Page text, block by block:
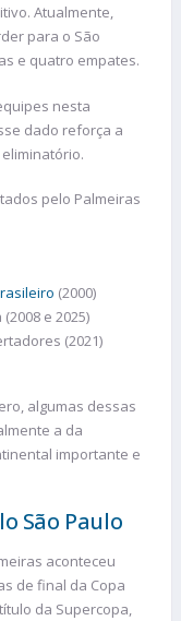
Atualmente,
para o São
e quatro empates.
nesta
dado reforça a
pelo Palmeiras
(2000)
e 2025)
(2021)
algumas dessas
a da
importante e
São Paulo
aconteceu
de final da Copa
da Supercopa,